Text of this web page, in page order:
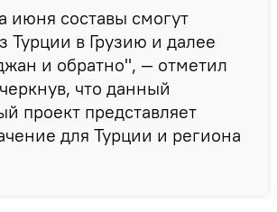
июня составы смогут
Турции в Грузию и далее
и обратно", — отметил
что данный
проект представляет
для Турции и региона